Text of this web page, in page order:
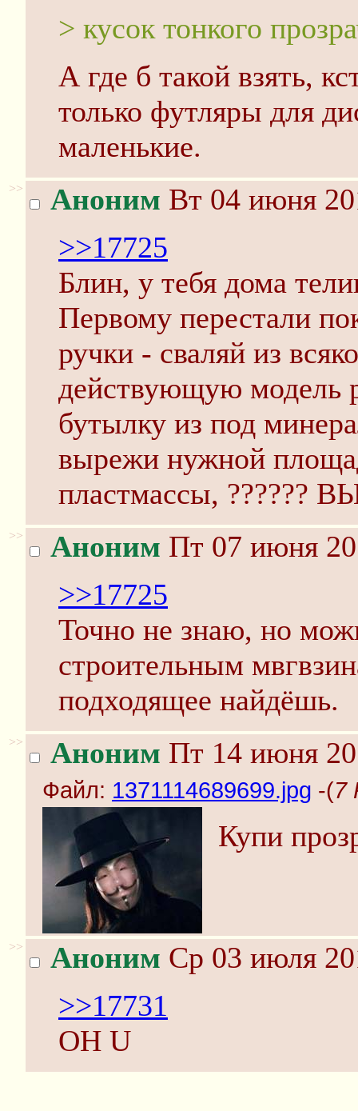
> кусок тонкого
А где б такой взять,
только футляры для
маленькие.
>> Аноним Вт 04 июня
>>17725
Блин, у тебя дома
Первому перестали
ручки - сваляй из
действующую модель
бутылку из под
вырежи нужной
пластмассы, ??????
>> Аноним Пт 07 июня
>>17725
Точно не знаю, но
строительным
подходящее найдёшь.
>> Аноним Пт 14 июня
Файл: 1371114689699.jpg -(7
Купи
>> Аноним Ср 03 июля
>>17731
OH U